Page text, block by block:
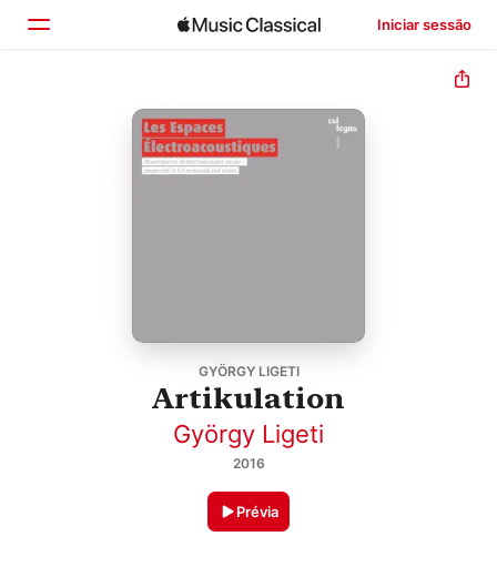
Iniciar sessão
GYÖRGY LIGETI
Artikulation
György Ligeti
2016
Prévia